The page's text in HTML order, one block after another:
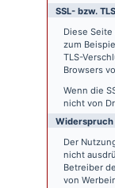
SSL- bzw.
Diese
zum
TLS-
Browsers
Wenn die
nicht von
Widerspruch
Der
nicht
Betreiber
von